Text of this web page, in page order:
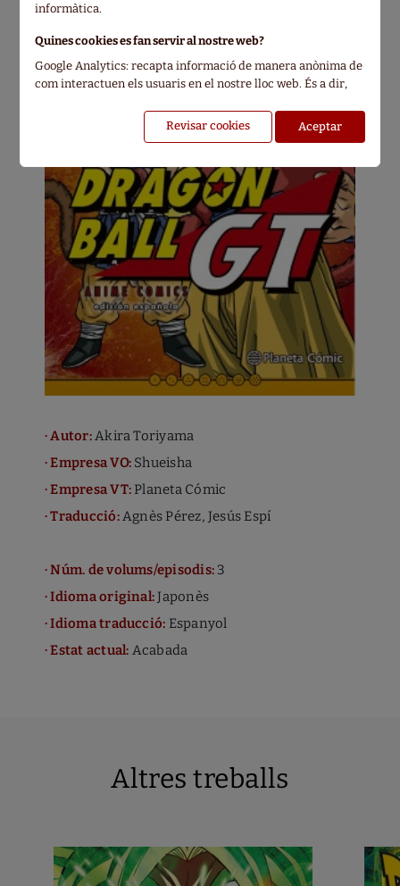
· Autor:Akira Toriyama
· Empresa VO: Shueisha
· Empresa VT: Planeta Cómic
· Traducció:Agnès Pérez, Jesús Espí
· Núm. de volums/episodis: 3
· Idioma original:Japonès
· Idioma traducció: Espanyol
· Estat actual: Acabada
Altres treballs
informàtica.
Quines cookies es fan servir al nostre web?
Google Analytics: recapta informació de manera anònima de
com interactuen els usuaris en el nostre lloc web. És a dir,
Google Adwords: permet mostrar els nostres anuncis a les
anterioritat, tampoc identifica als usuaris.
Doubleclick.net de Google: permet configurar diferents
anuncis en relació a la pàgina visitada en el nostre pàgina
web amb el propòsit de mostrar la informació més adequada
al visitant oferint el missatge perfecte al públic més idoni.
Com pots eliminar les cookies?
Per permetre, conèixer, bloquejar o eliminar les cookies
instal·lades al teu equip, ves a la configuración de les opcions
del navegador instal·lades al teu ordinador.
CLICK AQUÍ PER A MÉS INFO.
Revisar cookies